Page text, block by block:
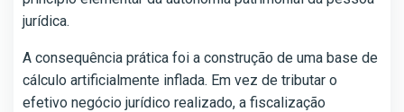
jurídica.
A consequência prática foi a construção de uma base de
cálculo artificialmente inflada. Em vez de tributar o
efetivo negócio jurídico realizado, a fiscalização